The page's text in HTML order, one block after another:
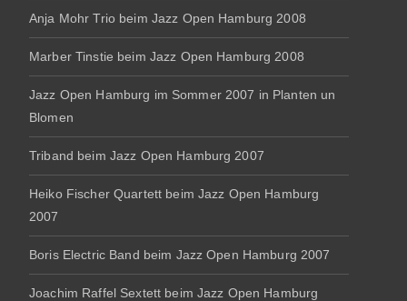
Anja Mohr Trio beim Jazz Open Hamburg 2008
Marber Tinstie beim Jazz Open Hamburg 2008
Jazz Open Hamburg im Sommer 2007 in Planten un
Blomen
Triband beim Jazz Open Hamburg 2007
Heiko Fischer Quartett beim Jazz Open Hamburg
2007
Boris Electric Band beim Jazz Open Hamburg 2007
Joachim Raffel Sextett beim Jazz Open Hamburg